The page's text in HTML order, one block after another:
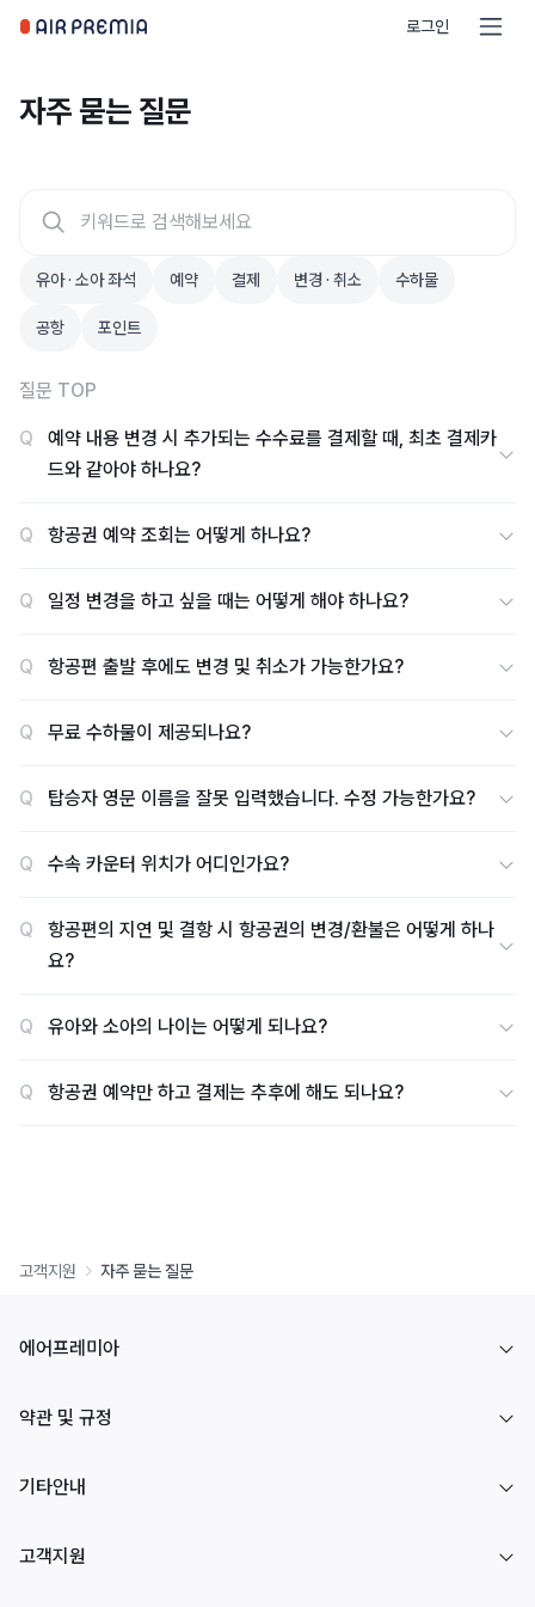
로그인
자주 묻는 질문
유아 · 소아 좌석 예약 결제 변경 · 취소 수하물
공항 포인트
질문 TOP
Q
예약 내용 변경 시 추가되는 수수료를 결제할 때, 최초 결제카
드와 같아야 하나요?
Q 항공권 예약 조회는 어떻게 하나요?
Q 일정 변경을 하고 싶을 때는 어떻게 해야 하나요?
Q 항공편 출발 후에도 변경 및 취소가 가능한가요?
Q 무료 수하물이 제공되나요?
Q 탑승자 영문 이름을 잘못 입력했습니다. 수정 가능한가요?
Q 수속 카운터 위치가 어디인가요?
Q
항공편의 지연 및 결항 시 항공권의 변경/환불은 어떻게 하나
요?
Q 유아와 소아의 나이는 어떻게 되나요?
Q 항공권 예약만 하고 결제는 추후에 해도 되나요?
고객지원 자주 묻는 질문
에어프레미아
약관 및 규정
기타안내
고객지원